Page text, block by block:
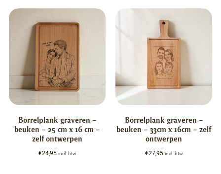
Borrelplank graveren –
beuken – 25 cm x 16 cm –
zelf ontwerpen
€24,95 incl. btw
Borrelplank graveren –
beuken – 33cm x 16cm – zelf
ontwerpen
€27,95 incl. btw